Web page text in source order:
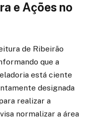
e Ações no
de Ribeirão
que a
está ciente
designada
realizar a
normalizar a área